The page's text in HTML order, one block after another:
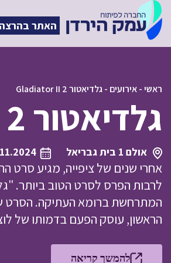
האתר בהרצה
ראשי-אירועים -גלדיאטור 2 Gladiator II
גלדיאטור 2 Gladiator II
אולם 1 בית גבריאל
אחרי שנים של ציפייה, מגיע סרט
המתרחשת ברומא העתיקה. הסרט
הראשון, עוסק הפעם בדמותו של
להמשך קריאה